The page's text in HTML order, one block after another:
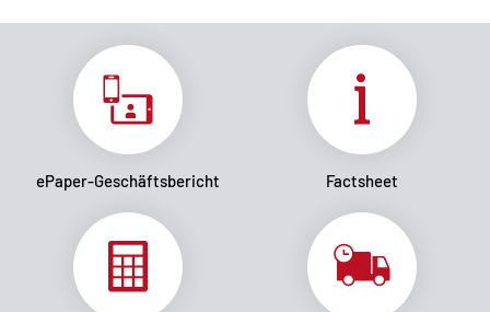
ePaper-Geschäftsbericht Factsheet